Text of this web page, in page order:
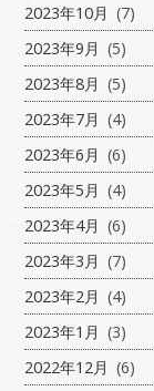
2023年10月 (7)
2023年9月 (5)
2023年8月 (5)
2023年7月 (4)
2023年6月 (6)
2023年5月 (4)
2023年4月 (6)
2023年3月 (7)
2023年2月 (4)
2023年1月 (3)
2022年12月 (6)